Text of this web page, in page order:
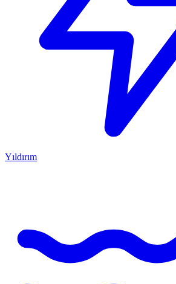
Yıldırım